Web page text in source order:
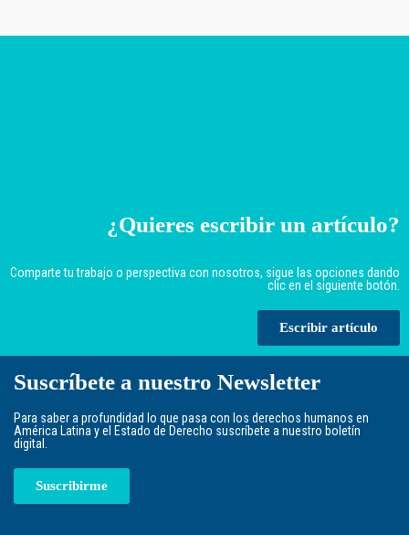
¿Quieres escribir un artículo?
Comparte tu trabajo o perspectiva con nosotros, sigue las opciones dando
clic en el siguiente botón.
Escribir artículo
Suscríbete a nuestro Newsletter
Para saber a profundidad lo que pasa con los derechos humanos en
América Latina y el Estado de Derecho suscríbete a nuestro boletín
digital.
Suscribirme